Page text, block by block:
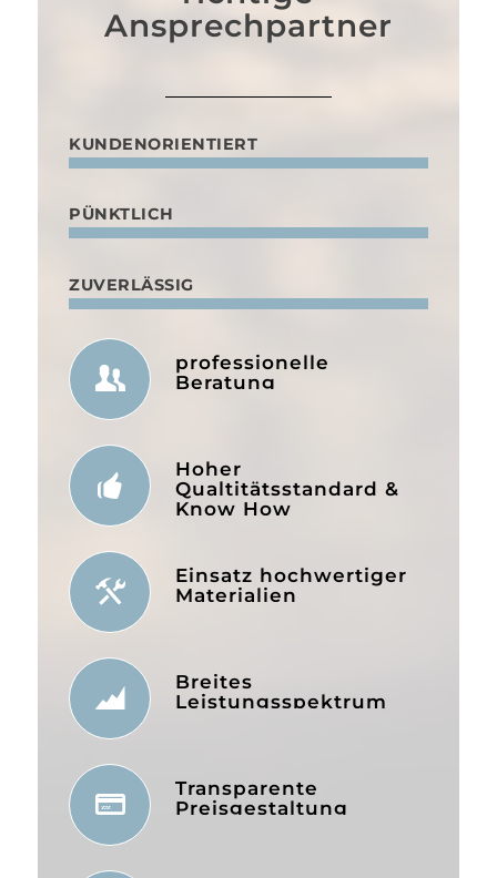
Ansprechpartner
KUNDENORIENTIERT
PÜNKTLICH
ZUVERLÄSSIG
professionelle
Beratung
Hoher
Qualtitätsstandard &
Know How
Einsatz hochwertiger
Materialien
Breites
Leistungsspektrum
Transparente
Preisgestaltung